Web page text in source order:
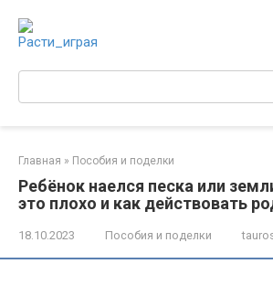
контенту
Поиск:
Главная » Пособия и поделки
Ребёнок наелся песка или
это плохо и как действовать
18.10.2023 Пособия и поделки